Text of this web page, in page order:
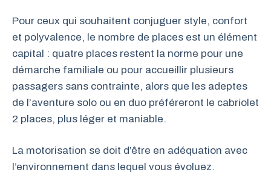
Pour ceux qui souhaitent conjuguer style, confort
et polyvalence, le nombre de places est un élément
capital : quatre places restent la norme pour une
démarche familiale ou pour accueillir plusieurs
passagers sans contrainte, alors que les adeptes
de l’aventure solo ou en duo préféreront le cabriolet
2 places, plus léger et maniable.
La motorisation se doit d’être en adéquation avec
l’environnement dans lequel vous évoluez.